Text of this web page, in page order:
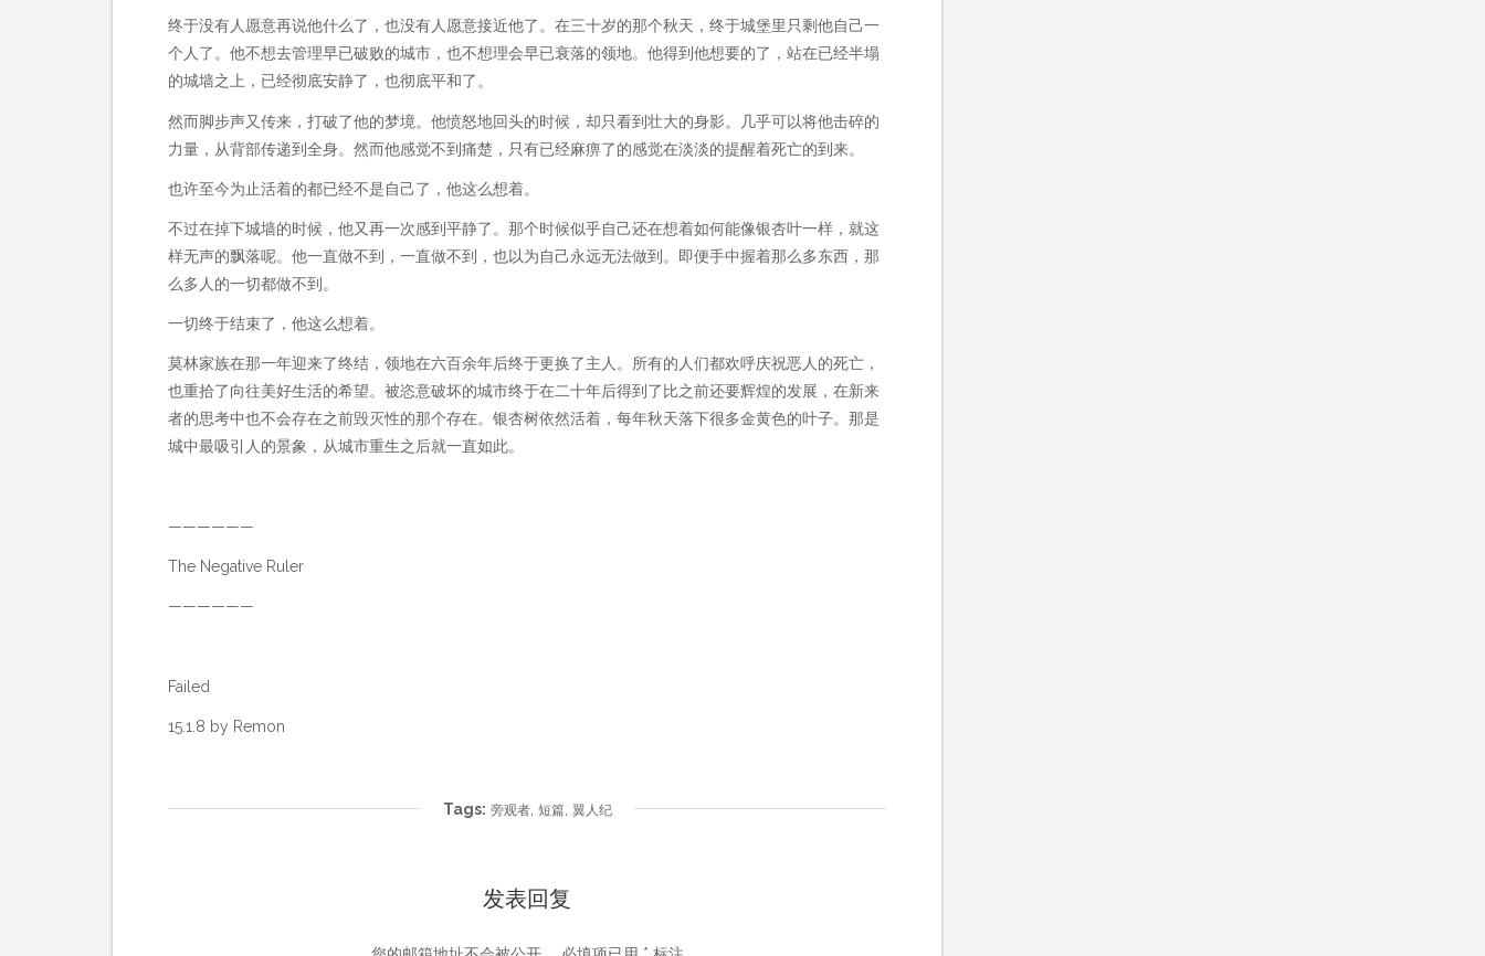
终于没有人愿意再说他什么了，也没有人愿意接近他了。在三十岁的那个秋天，终于城堡里只剩他自己一
个人了。他不想去管理早已破败的城市，也不想理会早已衰落的领地。他得到他想要的了，站在已经半塌
的城墙之上，已经彻底安静了，也彻底平和了。
然而脚步声又传来，打破了他的梦境。他愤怒地回头的时候，却只看到壮大的身影。几乎可以将他击碎的
力量，从背部传递到全身。然而他感觉不到痛楚，只有已经麻痹了的感觉在淡淡的提醒着死亡的到来。
也许至今为止活着的都已经不是自己了，他这么想着。
不过在掉下城墙的时候，他又再一次感到平静了。那个时候似乎自己还在想着如何能像银杏叶一样，就这
样无声的飘落呢。他一直做不到，一直做不到，也以为自己永远无法做到。即便手中握着那么多东西，那
么多人的一切都做不到。
一切终于结束了，他这么想着。
莫林家族在那一年迎来了终结，领地在六百余年后终于更换了主人。所有的人们都欢呼庆祝恶人的死亡，
也重拾了向往美好生活的希望。被恣意破坏的城市终于在二十年后得到了比之前还要辉煌的发展，在新来
者的思考中也不会存在之前毁灭性的那个存在。银杏树依然活着，每年秋天落下很多金黄色的叶子。那是
城中最吸引人的景象，从城市重生之后就一直如此。
——————
The Negative Ruler
——————
Failed
15.1.8 by Remon
Tags: 旁观者, 短篇, 翼人纪
发表回复